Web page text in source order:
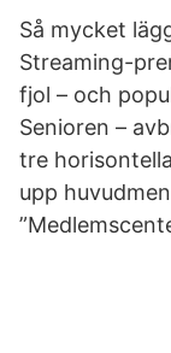
Så mycket
Streaming-
fjol – och
Senioren –
tre
upp